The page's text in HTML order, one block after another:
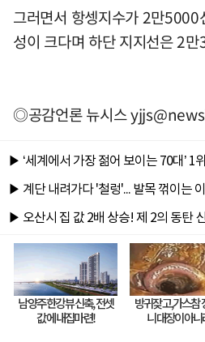
그러면서 항셍지수가 2만5000
성이 크다며 하단 지지선은 2
◎공감언론 뉴시스